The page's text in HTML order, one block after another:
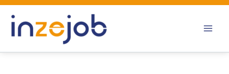
Aller
contenu